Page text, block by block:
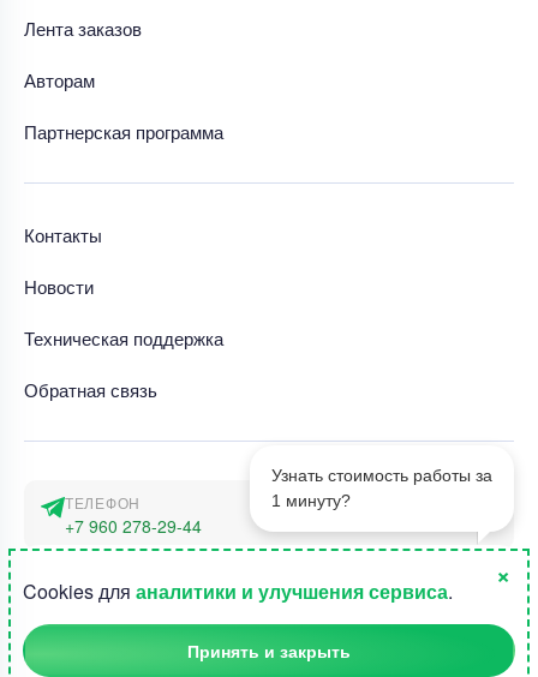
1
Узнать стоимость работы за
1 минуту?
Лента заказов
Авторам
Партнерская программа
Контакты
Новости
Техническая поддержка
Обратная связь
ТЕЛЕФОН
+7 960 278-29-44
г. Москва, наб. Тараса Шевченко 23а
©2015-2026, Студландия -
Cookies для аналитики и улучшения сервиса.
×
Принять и закрыть